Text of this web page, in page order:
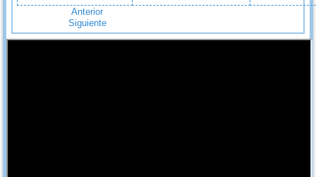
Anterior
Siguiente